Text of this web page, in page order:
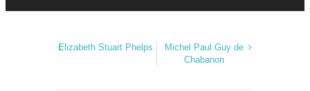
Elizabeth Stuart Phelps
Michel Paul Guy de
Chabanon